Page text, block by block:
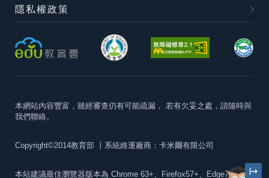
隱私權政策
本網站內容豐富，雖經審查仍有可能疏漏， 若有欠妥之處，請隨時與
我們聯絡。
Copyright©2014教育部 丨系統維運廠商：卡米爾有限公司
本站建議最佳瀏覽器版本為 Chrome 63+、Firefox57+、Edge79+及